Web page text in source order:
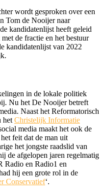
wordt gesproken over een
Tom de Nooijer naar
kandidatenlijst heeft geleid
de fractie en het bestuur
kandidatenlijst van 2022
in de lokale politiek
Nu het De Nooijer betreft
Naast het Reformatorisch
het Christelijk Informatie
media maakt het ook de
feit dat de man uit
het jongste raadslid van
de afgelopen jaren regelmatig
Radio en Radio1 en
hij een grote rol in de
Conservatief‘.